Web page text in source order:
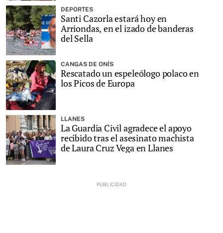
DEPORTES
Santi Cazorla estará hoy en
Arriondas, en el izado de banderas
del Sella
CANGAS DE ONÍS
Rescatado un espeleólogo polaco en
los Picos de Europa
LLANES
La Guardia Civil agradece el apoyo
recibido tras el asesinato machista
de Laura Cruz Vega en Llanes